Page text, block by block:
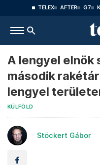
TELEX AFTER G7
A lengyel elnök
második
lengyel
KÜLFÖLD
Stöckert Gábor